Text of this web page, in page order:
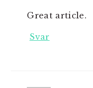
Great article.
Svar